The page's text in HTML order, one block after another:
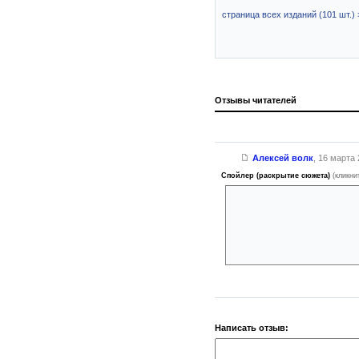
страница всех изданий (101 шт.)
Отзывы читателей
Алексей волк, 16 марта
Спойлер (раскрытие сюжета)
Написать отзыв: